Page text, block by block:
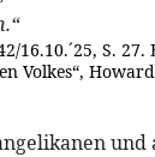
16.10.´25, S. 27.
Volkes“,
und